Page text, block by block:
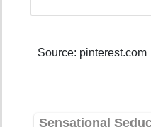
Source: pinterest.com